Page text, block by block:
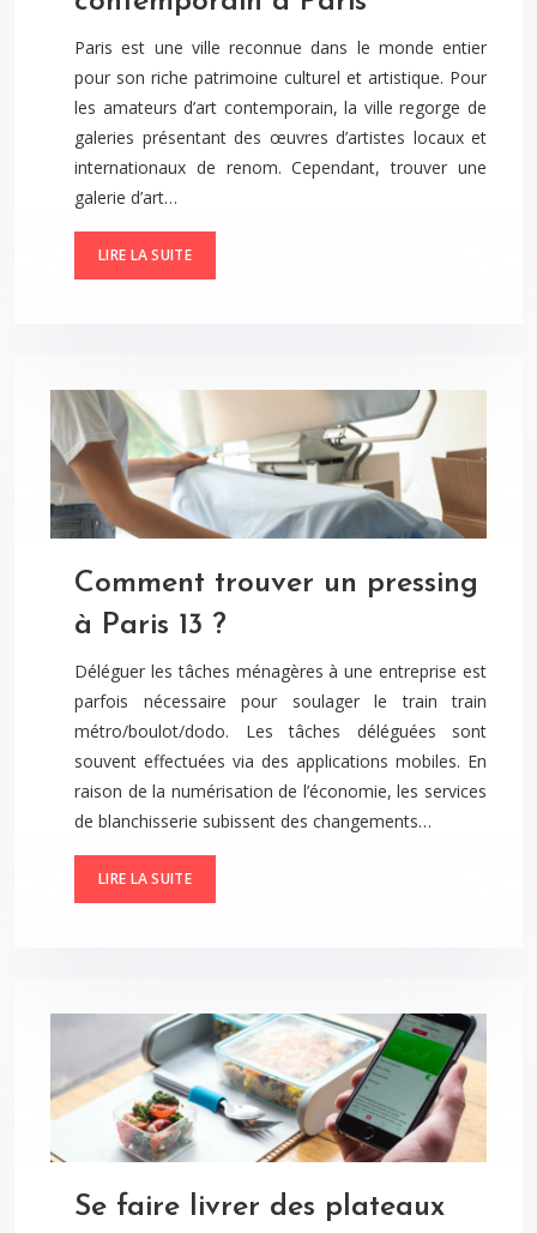
Paris est une ville reconnue dans le monde entier
pour son riche patrimoine culturel et artistique. Pour
les amateurs d’art contemporain, la ville regorge de
galeries présentant des œuvres d’artistes locaux et
internationaux de renom. Cependant, trouver une
galerie d’art…
LIRE LA SUITE
Comment trouver un pressing
à Paris 13 ?
Déléguer les tâches ménagères à une entreprise est
parfois nécessaire pour soulager le train train
métro/boulot/dodo. Les tâches déléguées sont
souvent effectuées via des applications mobiles. En
raison de la numérisation de l’économie, les services
de blanchisserie subissent des changements…
LIRE LA SUITE
Se faire livrer des plateaux